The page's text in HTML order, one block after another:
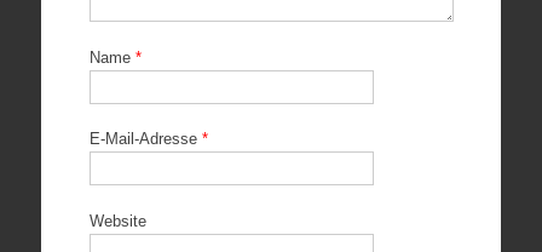
Name *
E-Mail-Adresse *
Website